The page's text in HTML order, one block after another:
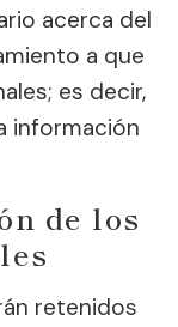
acerca del
a que
es decir,
información
de los
retenidos